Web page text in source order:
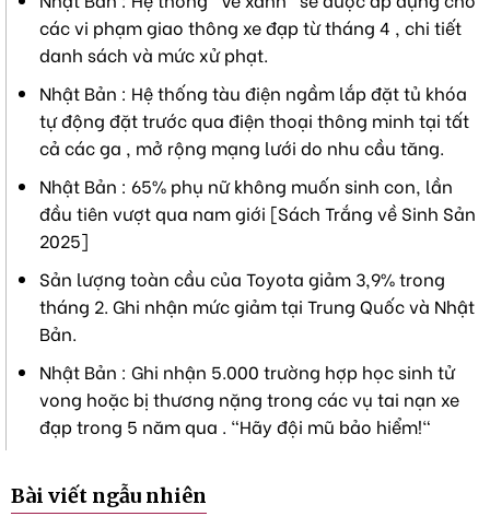
các vi phạm giao thông xe đạp từ tháng 4 , chi tiết
danh sách và mức xử phạt.
Nhật Bản : Hệ thống tàu điện ngầm lắp đặt tủ khóa
tự động đặt trước qua điện thoại thông minh tại tất
cả các ga , mở rộng mạng lưới do nhu cầu tăng.
Nhật Bản : 65% phụ nữ không muốn sinh con, lần
đầu tiên vượt qua nam giới [Sách Trắng về Sinh Sản
2025]
Sản lượng toàn cầu của Toyota giảm 3,9% trong
tháng 2. Ghi nhận mức giảm tại Trung Quốc và Nhật
Bản.
Nhật Bản : Ghi nhận 5.000 trường hợp học sinh tử
vong hoặc bị thương nặng trong các vụ tai nạn xe
đạp trong 5 năm qua . "Hãy đội mũ bảo hiểm!"
Bài viết ngẫu nhiên